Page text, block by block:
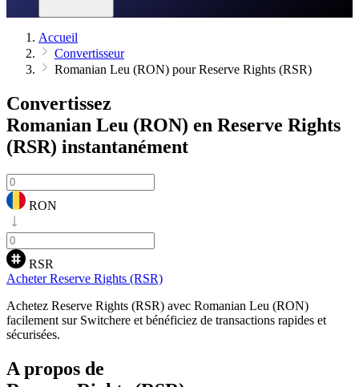
Accueil
Convertisseur
Romanian Leu (RON) pour Reserve Rights (RSR)
Convertissez
Romanian Leu (RON) en Reserve Rights
(RSR) instantanément
RON
RSR
Acheter Reserve Rights (RSR)
Achetez Reserve Rights (RSR) avec Romanian Leu (RON)
facilement sur Switchere et bénéficiez de transactions rapides et
sécurisées.
A propos de